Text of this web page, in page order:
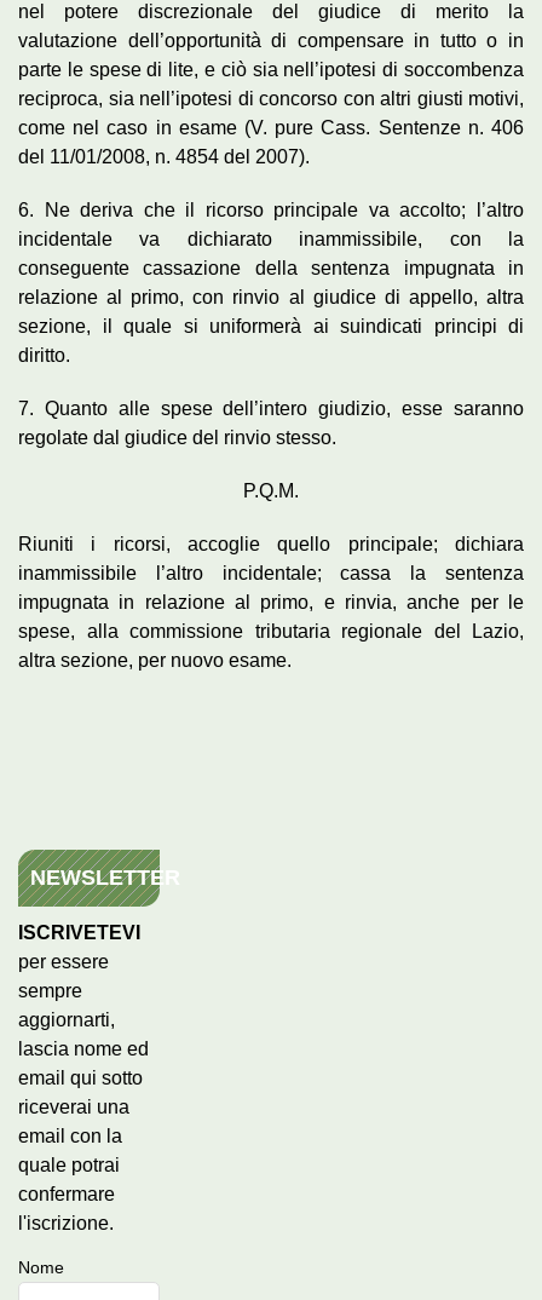
nel potere discrezionale del giudice di merito la
valutazione dell’opportunità di compensare in tutto o in
parte le spese di lite, e ciò sia nell’ipotesi di soccombenza
reciproca, sia nell’ipotesi di concorso con altri giusti motivi,
come nel caso in esame (V. pure Cass. Sentenze n. 406
del 11/01/2008, n. 4854 del 2007).
6. Ne deriva che il ricorso principale va accolto; l’altro
incidentale va dichiarato inammissibile, con la
conseguente cassazione della sentenza impugnata in
relazione al primo, con rinvio al giudice di appello, altra
sezione, il quale si uniformerà ai suindicati principi di
diritto.
7. Quanto alle spese dell’intero giudizio, esse saranno
regolate dal giudice del rinvio stesso.
P.Q.M.
Riuniti i ricorsi, accoglie quello principale; dichiara
inammissibile l’altro incidentale; cassa la sentenza
impugnata in relazione al primo, e rinvia, anche per le
spese, alla commissione tributaria regionale del Lazio,
altra sezione, per nuovo esame.
NEWSLETTER
ISCRIVETEVI
per essere
sempre
aggiornarti,
lascia nome ed
email qui sotto
riceverai una
email con la
quale potrai
confermare
l'iscrizione.
Nome